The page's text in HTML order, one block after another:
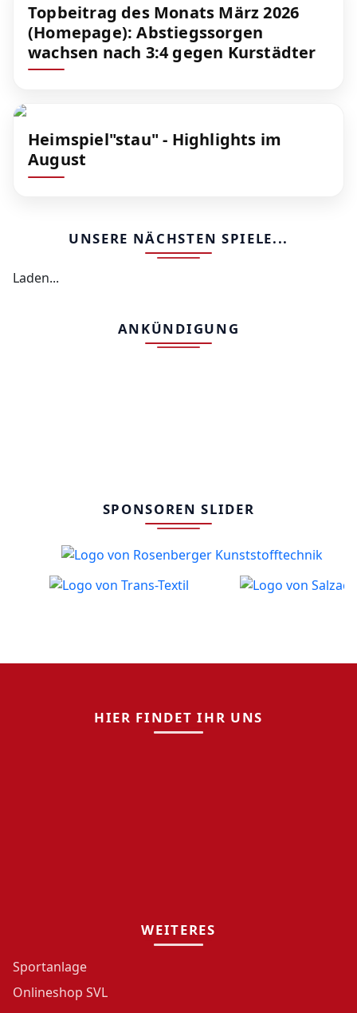
ANKÜNDIGUNG
Topbeitrag des Monats März 2026
(Homepage): Abstiegssorgen
wachsen nach 3:4 gegen Kurstädter
Heimspiel"stau" - Highlights im
August
UNSERE NÄCHSTEN SPIELE...
Laden...
SPONSOREN SLIDER
HIER FINDET IHR UNS
WEITERES
Sportanlage
Onlineshop SVL